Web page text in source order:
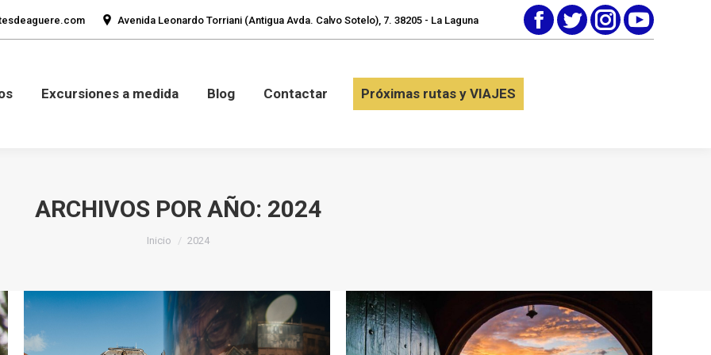
Avenida Leonardo Torriani (Antigua Avda. Calvo Sotelo), 7. 38205 - La Laguna
FacebookTwitterInstagramYouTube
Excursiones a medida Blog Contactar Próximas rutas y VIAJES
ARCHIVOS POR AÑO: 2024
Estás aquí:
Inicio 2024